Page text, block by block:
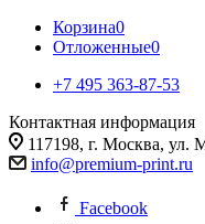
Корзина0
Отложенные0
+7 495 363-87-53
Контактная информация
117198, г. Москва, ул.
info@premium-print.ru
Facebook